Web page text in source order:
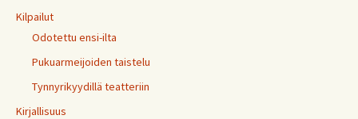
Kilpailut
Odotettu ensi-ilta
Pukuarmeijoiden taistelu
Tynnyrikyydillä teatteriin
Kirjallisuus